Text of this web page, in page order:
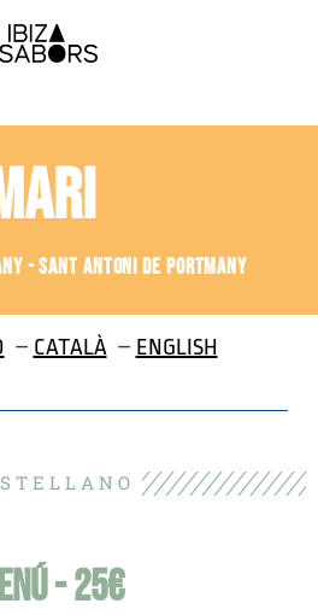
- SANT ANTONI DE PORTMANY
– CATALÀ– ENGLISH
T E L L A N O
- 25€